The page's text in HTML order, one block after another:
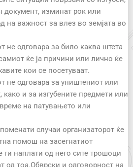
документ, изминат рок или
на важност за влез во земјата во
не одговара за било каква штета
ќе ја причини или лично ќе
кои се посетуваат.
не одговара за уништениот или
како и за изгубените предмети или
на патувањето или
случаи организаторот ќе
помош на засегнатиот
ги наплати од него сите трошоци
од тоа.Oбврски и одговорност на